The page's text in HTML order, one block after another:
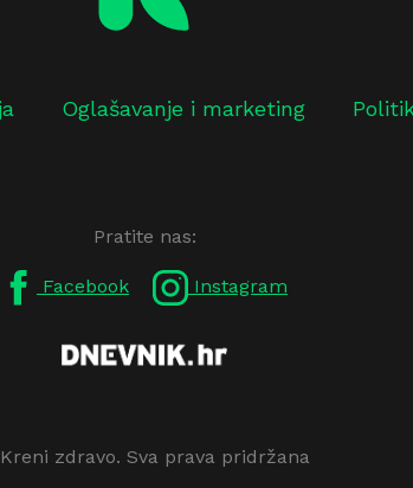
Oglašavanje i marketing
Pratite nas:
Facebook Instagram
zdravo. Sva prava pridržana